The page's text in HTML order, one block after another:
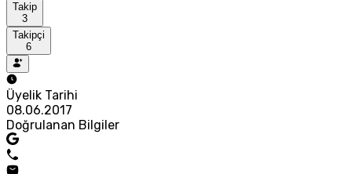
Takip
3
Takipçi
6
Üyelik Tarihi
08.06.2017
Doğrulanan Bilgiler